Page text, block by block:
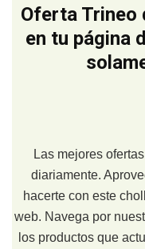
Oferta Trineo
en tu página
Las mejores
diariamente.
hacerte con este
web. Navega por
los productos que